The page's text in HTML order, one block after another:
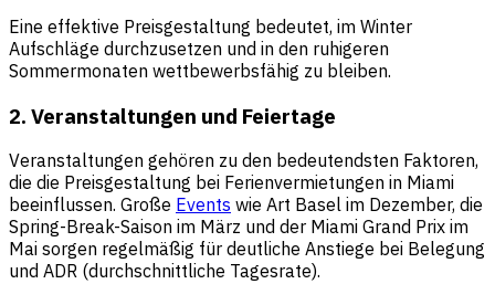
Eine effektive Preisgestaltung bedeutet, im Winter
Aufschläge durchzusetzen und in den ruhigeren
Sommermonaten wettbewerbsfähig zu bleiben.
2. Veranstaltungen und Feiertage
Veranstaltungen gehören zu den bedeutendsten Faktoren,
die die Preisgestaltung bei Ferienvermietungen in Miami
beeinflussen. Große Events wie Art Basel im Dezember, die
Spring-Break-Saison im März und der Miami Grand Prix im
Mai sorgen regelmäßig für deutliche Anstiege bei Belegung
und ADR (durchschnittliche Tagesrate).